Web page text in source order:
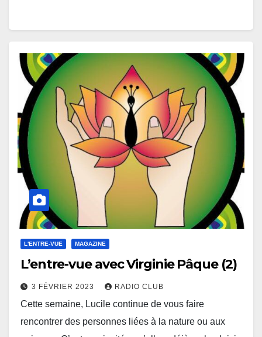
L'ENTRE-VUE MAGAZINE
L’entre-vue avec Virginie Pâque (2)
3 FÉVRIER 2023 RADIO CLUB
Cette semaine, Lucile continue de vous faire
rencontrer des personnes liées à la nature ou aux